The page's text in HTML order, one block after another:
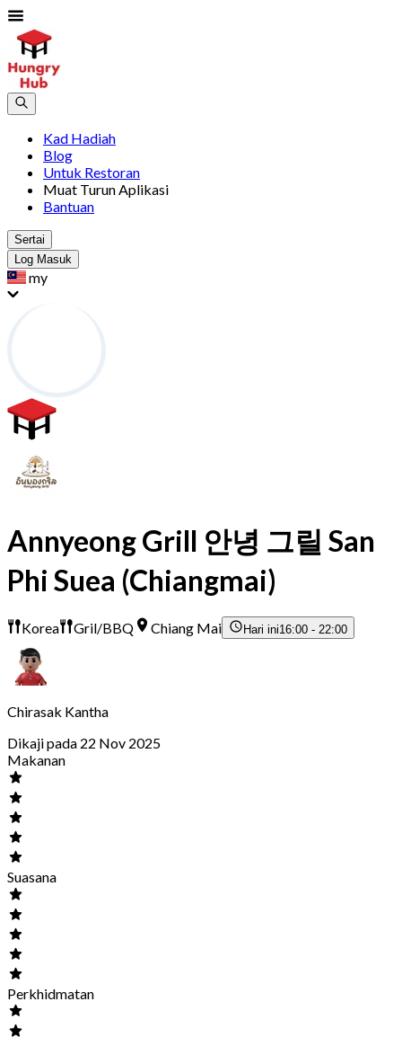
Kad Hadiah
Blog
Untuk Restoran
Muat Turun Aplikasi
Bantuan
Sertai
Log Masuk
my
Annyeong Grill 안녕 그릴 San
Phi Suea (Chiangmai)
Korea Gril/BBQ Chiang Mai Hari ini16:00 - 22:00
Chirasak Kantha
Dikaji pada 22 Nov 2025
Makanan
Suasana
Perkhidmatan